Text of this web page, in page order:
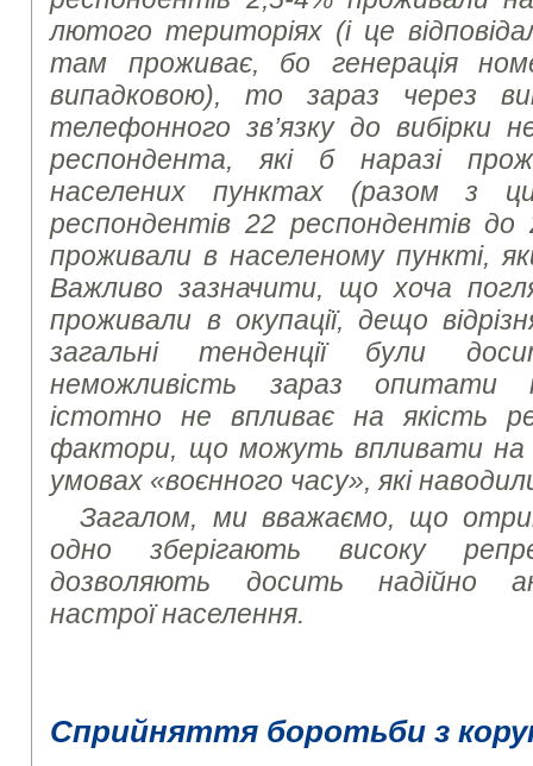
лютого територіях (і це
там проживає, бо генерація
випадковою), то зараз через
телефонного зв’язку до вибірки
респондента, які б наразі
населених пунктах (разом з
респондентів 22 респондентів
проживали в населеному пункті,
Важливо зазначити, що хоча
проживали в окупації, дещо
загальні тенденції були
неможливість зараз опитати
істотно не впливає на якість
фактори, що можуть впливати на
умовах «воєнного часу», які
Загалом, ми вважаємо, що
одно зберігають високу
дозволяють досить надійно
настрої населення.
Сприйняття боротьби з